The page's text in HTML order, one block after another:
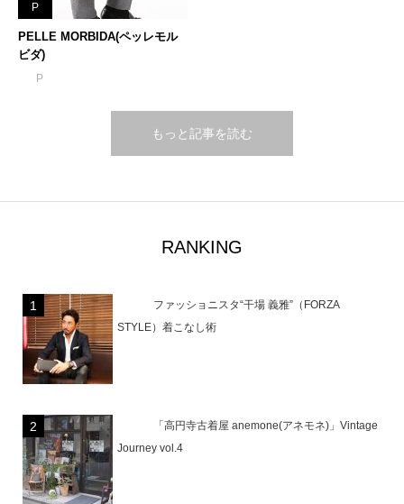
P
PELLE MORBIDA(ペッレモル
ビダ)
P
もっと記事を読む
RANKING
ファッショニスタ“干場 義雅”（FORZA
STYLE）着こなし術
「高円寺古着屋 anemone(アネモネ)」Vintage
Journey vol.4